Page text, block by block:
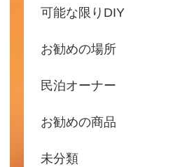
可能な限りDIY
お勧めの場所
民泊オーナー
お勧めの商品
未分類